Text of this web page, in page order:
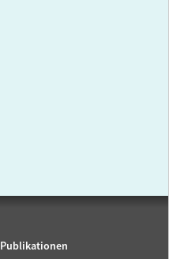
Publikationen